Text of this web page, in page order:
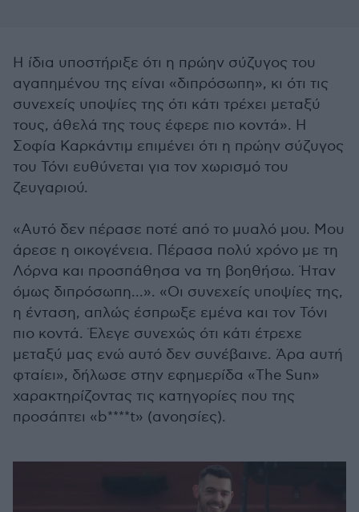
Η ίδια υποστήριξε ότι η πρώην σύζυγος του
αγαπημένου της είναι «διπρόσωπη», κι ότι τις
συνεχείς υποψίες της ότι κάτι τρέχει μεταξύ
τους, άθελά της τους έφερε πιο κοντά». Η
Σοφία Καρκάντιμ επιμένει ότι η πρώην σύζυγος
του Τόνι ευθύνεται για τον χωρισμό του
ζευγαριού.
«Αυτό δεν πέρασε ποτέ από το μυαλό μου. Μου
άρεσε η οικογένεια. Πέρασα πολύ χρόνο με τη
Λόρνα και προσπάθησα να τη βοηθήσω. Ήταν
όμως διπρόσωπη...». «Οι συνεχείς υποψίες της,
η ένταση, απλώς έσπρωξε εμένα και τον Τόνι
πιο κοντά. Έλεγε συνεχώς ότι κάτι έτρεχε
μεταξύ μας ενώ αυτό δεν συνέβαινε. Άρα αυτή
φταίει», δήλωσε στην εφημερίδα «The Sun»
χαρακτηρίζοντας τις κατηγορίες που της
προσάπτει «b****t» (ανοησίες).